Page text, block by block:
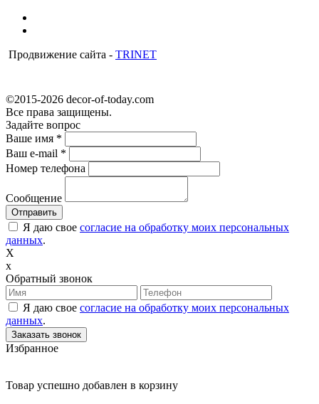
Продвижение сайта - TRINET
©2015-2026 decor-of-today.com
Все права защищены.
Задайте вопрос
Ваше имя *
Ваш e-mail *
Номер телефона
Сообщение
Я даю свое согласие на обработку моих персональных
данных.
X
x
Обратный звонок
Я даю свое согласие на обработку моих персональных
данных.
Избранное
Товар успешно добавлен в корзину